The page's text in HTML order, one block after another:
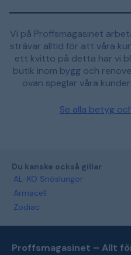
Vi på Proffsmagasinet
strävar alltid för att våra
ett kvitto på detta har vi
butik inom bygg och
ovan speglar våra
Se alla betyg
Du kanske också gillar
AL-KO Snöslungor
Armacell
Zodiac
Proffsmagasinet – Allt